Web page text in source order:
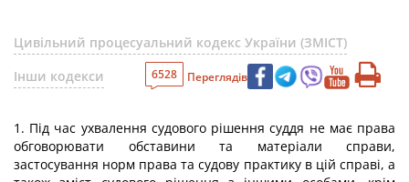
Цивільний процесуальний кодекс України (ЗМІСТ)
Інши кодекси
6528 Переглядів
1. Під час ухвалення судового рішення суддя не має права
обговорювати обставини та матеріали справи,
застосування норм права та судову практику в цій справі, а